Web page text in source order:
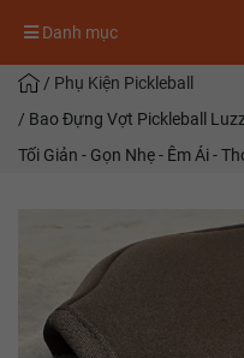
Danh mục
/ Phụ Kiện Pickleball
/ Bao Đựng Vợt Pickleball
Tối Giản - Gọn Nhẹ - Êm Ái -